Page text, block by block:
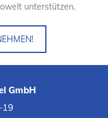
unterstützen.
GmbH